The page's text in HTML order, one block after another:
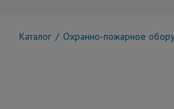
Каталог Охранно-пожарное